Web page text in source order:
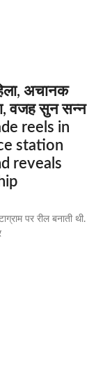
अचानक
वजह सुन सन्न
reels in
station
reveals
पर रील बनाती थी.